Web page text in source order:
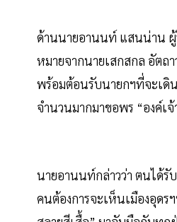
ด้านนายอานนท์ แสนน่าน ผู้
หมายจากนายเสกสกล อัตถ
พร้อมต้อนรับนายกฯที่จะเดิ
จำนวนมากมาขอพร “องค์เ
นายอานนท์กล่าวว่า ตนได้
คนต้องการจะเห็นเมืองอุดร